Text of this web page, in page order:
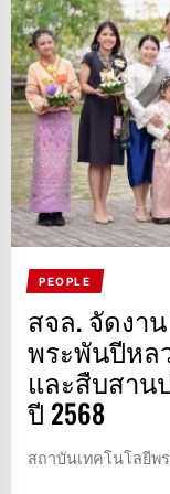
PEOPLE
สจล. จัดงา
พระพันปีหล
และสืบสาน
ปี 2568
สถาบันเทคโนโลยีพ